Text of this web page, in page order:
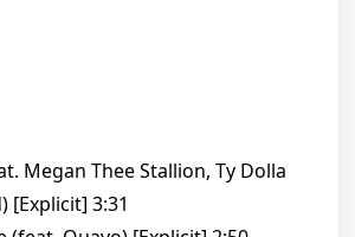
Megan Thee Stallion, Ty Dolla
[Explicit] 3:31